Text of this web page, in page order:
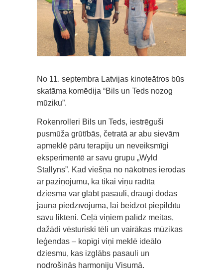
No 11. septembra Latvijas kinoteātros būs
skatāma komēdija “Bils un Teds nozog
mūziku”.
Rokenrolleri Bils un Teds, iestrēguši
pusmūža grūtībās, četratā ar abu sievām
apmeklē pāru terapiju un neveiksmīgi
eksperimentē ar savu grupu „Wyld
Stallyns”. Kad viešņa no nākotnes ierodas
ar paziņojumu, ka tikai viņu radīta
dziesma var glābt pasauli, draugi dodas
jaunā piedzīvojumā, lai beidzot piepildītu
savu likteni. Ceļā viņiem palīdz meitas,
dažādi vēsturiski tēli un vairākas mūzikas
leģendas – kopīgi viņi meklē ideālo
dziesmu, kas izglābs pasauli un
nodrošinās harmoniju Visumā.